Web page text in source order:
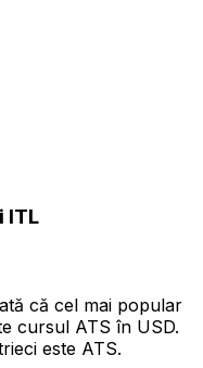
ITL
că cel mai popular
cursul ATS în USD.
este ATS.